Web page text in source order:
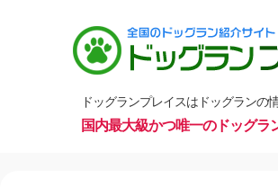
ドッグランプレイスはドッグランの
国内最大級かつ唯一のドッグラ